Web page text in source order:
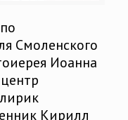
Смоленского
Иоанна
Кирилл